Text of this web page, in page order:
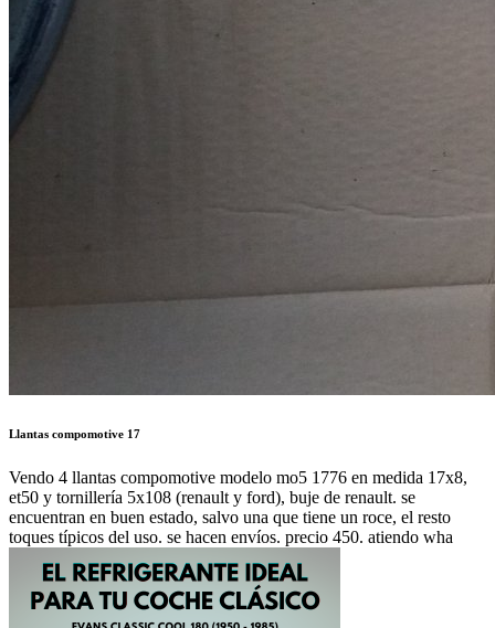
Llantas compomotive 17
Vendo 4 llantas compomotive modelo mo5 1776 en medida 17x8,
et50 y tornillería 5x108 (renault y ford), buje de renault. se
encuentran en buen estado, salvo una que tiene un roce, el resto
toques típicos del uso. se hacen envíos. precio 450. atiendo wha